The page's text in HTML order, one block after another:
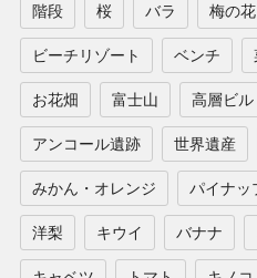
階段 桜 バラ 梅の花
ビーチリゾート ベンチ
お花畑 富士山 高層ビル
アンコール遺跡 世界遺産
みかん・オレンジ パイナッ
洋梨 キウイ バナナ